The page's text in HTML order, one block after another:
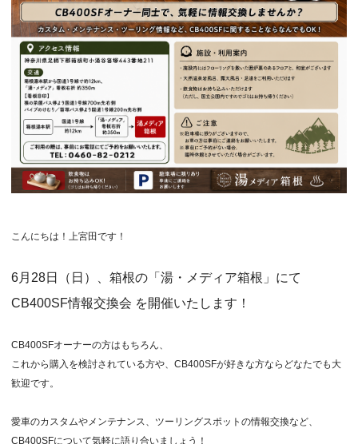
こんにちは！上宮田です！
6月28日（日）、箱根の「湯・メディア箱根」にて
CB400SF情報交換会 を開催いたします！
CB400SFオーナーの方はもちろん、
これから購入を検討されている方や、CB400SFが好きな方ならどなたでも大
歓迎です。
愛車のカスタムやメンテナンス、ツーリングスポットの情報交換など、
CB400SFについて気軽に語り合いましょう！